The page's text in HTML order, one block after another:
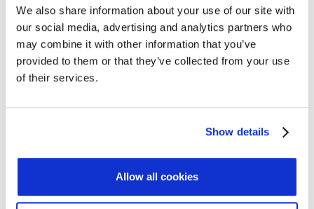
We also share information about your use of our site with
our social media, advertising and analytics partners who
may combine it with other information that you’ve
provided to them or that they’ve collected from your use
of their services.
Show details
Allow all cookies
Email di lavoro*